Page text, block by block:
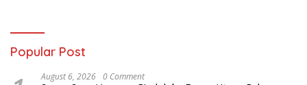
Popular Post
August 6, 2026 0 Comment